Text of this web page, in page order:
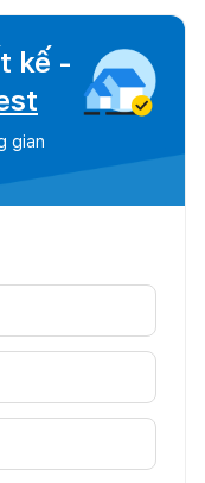
kế -
gian